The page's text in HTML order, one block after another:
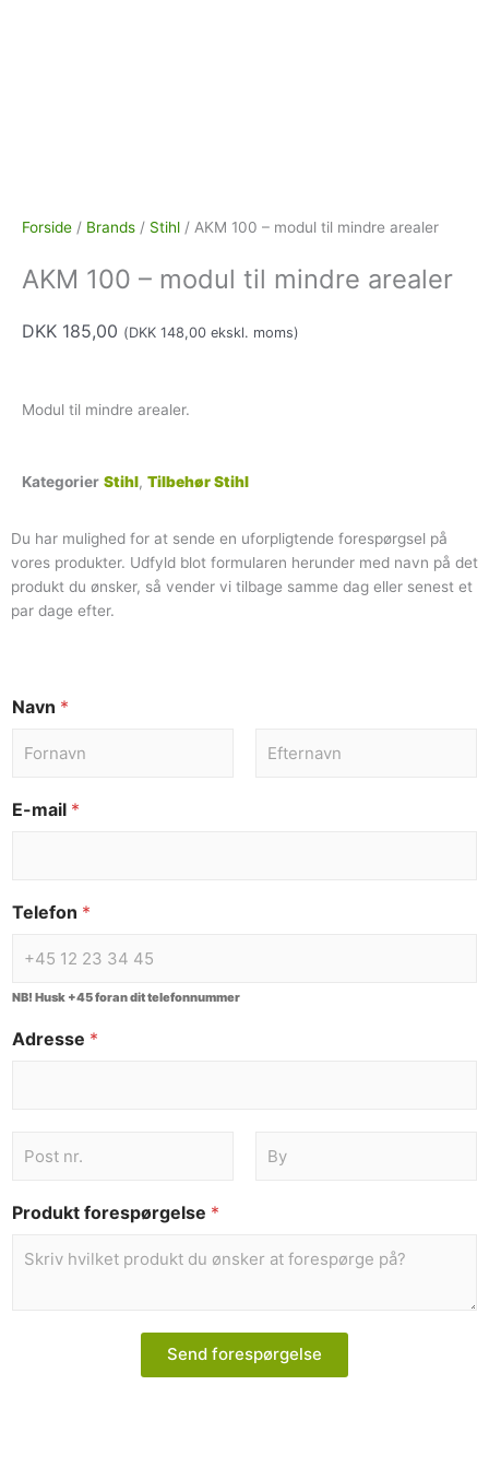
Forside / Brands / Stihl / AKM 100 – modul til mindre arealer
AKM 100 – modul til mindre arealer
DKK 185,00 (DKK 148,00 ekskl. moms)
Modul til mindre arealer.
Kategorier Stihl, Tilbehør Stihl
Du har mulighed for at sende en uforpligtende forespørgsel på
vores produkter. Udfyld blot formularen herunder med navn på det
produkt du ønsker, så vender vi tilbage samme dag eller senest et
par dage efter.
Navn *
E-mail *
Telefon *
NB! Husk +45 foran dit telefonnummer
Adresse *
Produkt forespørgelse *
Send forespørgelse